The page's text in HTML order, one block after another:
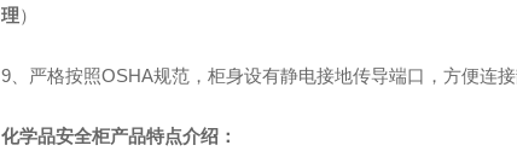
理）
9、 严格按照OSHA规范，柜身设有静电接地传导端口，方便连接
化学品安全柜产品特点介绍：